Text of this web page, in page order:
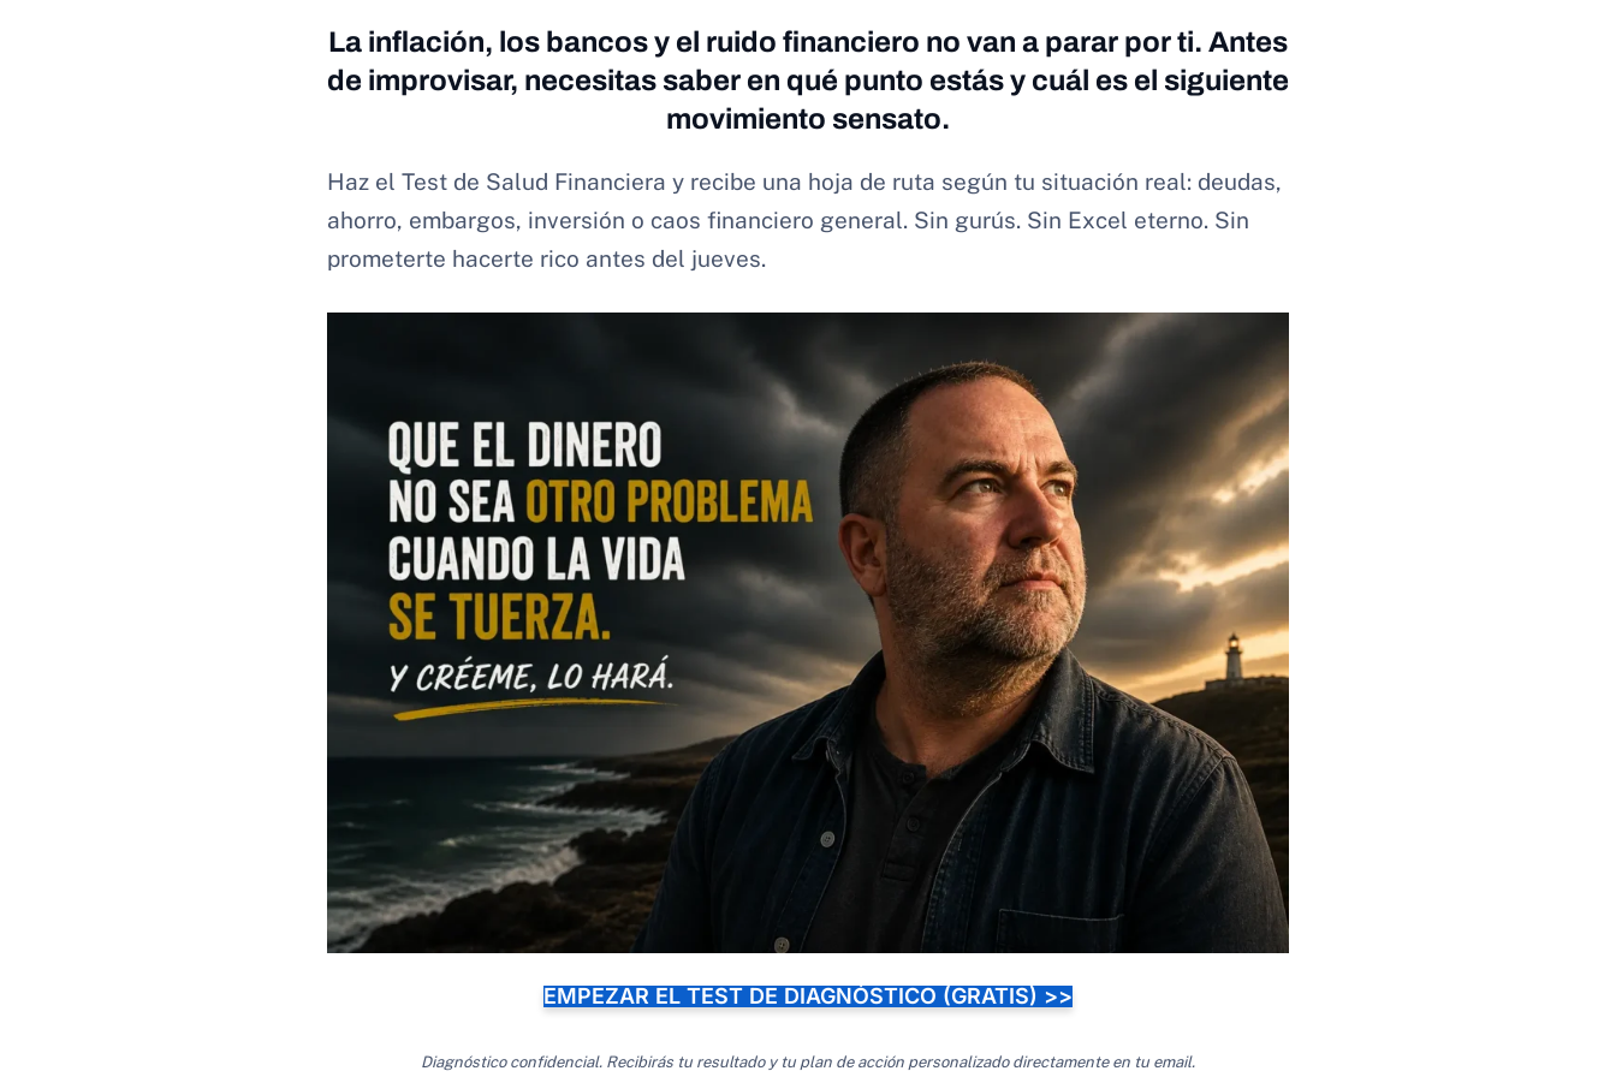
La inflación, los bancos y el ruido financiero no van a parar por ti. Antes
de improvisar, necesitas saber en qué punto estás y cuál es el siguiente
movimiento sensato.
Haz el Test de Salud Financiera y recibe una hoja de ruta según tu situación real: deudas,
ahorro, embargos, inversión o caos financiero general. Sin gurús. Sin Excel eterno. Sin
prometerte hacerte rico antes del jueves.
EMPEZAR EL TEST DE DIAGNÓSTICO (GRATIS) >>
Diagnóstico confidencial. Recibirás tu resultado y tu plan de acción personalizado directamente en tu email.